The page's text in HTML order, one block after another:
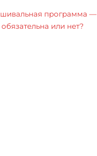
программа —
обязательна или нет?